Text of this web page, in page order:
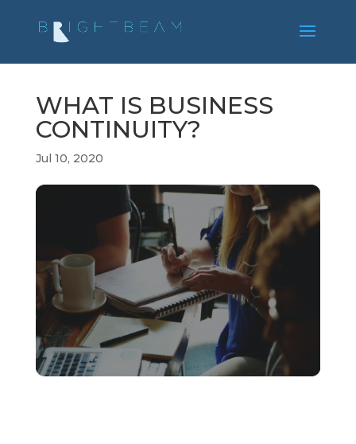
WHAT IS BUSINESS
CONTINUITY?
Jul 10, 2020